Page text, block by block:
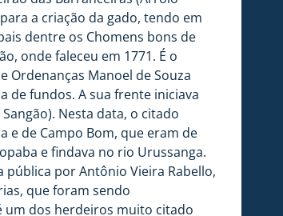
a criação da gado, tendo em
dentre os Chomens bons de
onde faleceu em 1771. É o
Ordenanças Manoel de Souza
de fundos. A sua frente iniciava
Nesta data, o citado
e de Campo Bom, que eram de
e findava no rio Urussanga.
pública por Antônio Vieira Rabello,
que foram sendo
um dos herdeiros muito citado